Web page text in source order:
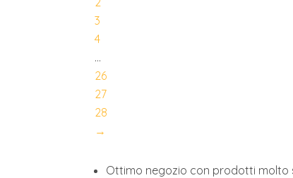
3
4
…
26
27
28
→
Ottimo negozio con prodotti molto